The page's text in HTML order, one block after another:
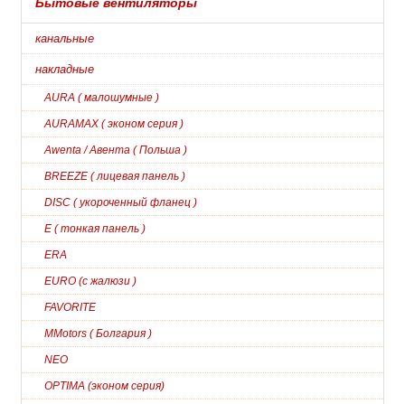
канальные
накладные
AURA ( малошумные )
AURAMAX ( эконом серия )
Awenta / Авента ( Польша )
BREEZE ( лицевая панель )
DISC ( укороченный фланец )
E ( тонкая панель )
ERA
EURO (с жалюзи )
FAVORITE
MMotors ( Болгария )
NEO
OPTIMA (эконом серия)